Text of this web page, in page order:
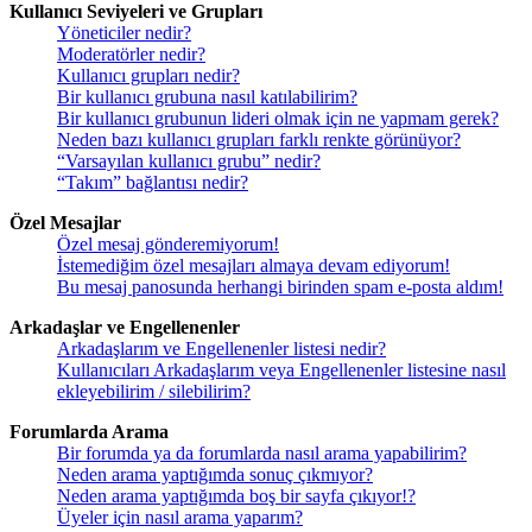
Kullanıcı Seviyeleri ve Grupları
Yöneticiler nedir?
Moderatörler nedir?
Kullanıcı grupları nedir?
Bir kullanıcı grubuna nasıl katılabilirim?
Bir kullanıcı grubunun lideri olmak için ne yapmam gerek?
Neden bazı kullanıcı grupları farklı renkte görünüyor?
“Varsayılan kullanıcı grubu” nedir?
“Takım” bağlantısı nedir?
Özel Mesajlar
Özel mesaj gönderemiyorum!
İstemediğim özel mesajları almaya devam ediyorum!
Bu mesaj panosunda herhangi birinden spam e-posta aldım!
Arkadaşlar ve Engellenenler
Arkadaşlarım ve Engellenenler listesi nedir?
Kullanıcıları Arkadaşlarım veya Engellenenler listesine nasıl
ekleyebilirim / silebilirim?
Forumlarda Arama
Bir forumda ya da forumlarda nasıl arama yapabilirim?
Neden arama yaptığımda sonuç çıkmıyor?
Neden arama yaptığımda boş bir sayfa çıkıyor!?
Üyeler için nasıl arama yaparım?